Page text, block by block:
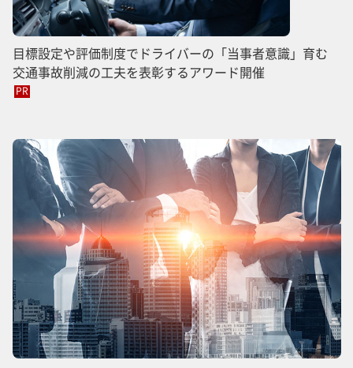
目標設定や評価制度でドライバーの「当事者意識」育む
交通事故削減の工夫を表彰するアワード開催
PR